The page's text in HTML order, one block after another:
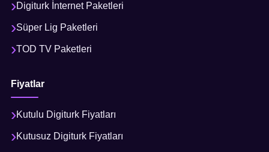
Digiturk İnternet Paketleri
Süper Lig Paketleri
TOD TV Paketleri
Fiyatlar
Kutulu Digiturk Fiyatları
Kutusuz Digiturk Fiyatları